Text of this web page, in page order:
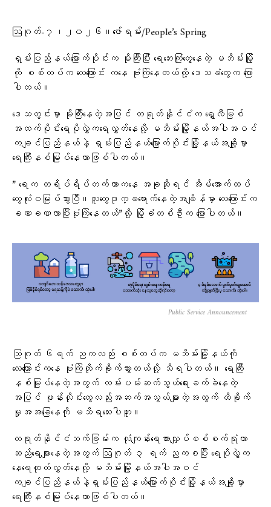
ဩဂုတ်-၇၊၂၀၂၆။ဇော်ရမ်း/People’s Spring
ရှမ်းပြည်နယ်မြောက်ပိုင်းက မိုးကြီးပြီး ရေဘေးကြုံတွေ့နေတဲ့ မဘိမ်းမြို့
ကို စစ်တပ်က လေကြောင်း ကနေ ဗုံးကြဲနေတယ်လို့ ဒေသခံတွေက ပြော
ပါတယ်။
ဒေသတွင်းမှာ မိုးကြီးနေတဲ့အပြင် တရုတ်နိုင်ငံက ရွှေလီမြစ်
အထက်ပိုင်းရေပိုလွှဲက​ရေလွှတ်နေလို့ မဘိမ်းမြို့နယ်အပါအဝင်
ကချင်ပြည်နယ်နဲ့ ရှမ်းပြည်နယ်မြောက်ပိုင်းမြို့နယ်အချို့မှာ
ရေကြီးနစ်မြုပ်နေတာဖြစ်ပါတယ်။
” ရေက တရိပ်ရိပ်တက်တာကနေ အခုဆိုရင် အိမ်အောက်ထပ်
တွေလုံးဝမြုပ်သွားပြီ။လူတွေဒုက္ခရောက်နေတဲ့အချိန်မှာ လေကြောင်းက
ခဏခဏလာပြီးဗုံးကြဲနေတယ်”လို့ မြို့ခံတစ်ဦးက ပြောပါတယ်။
Public Service Announcement
သြဂုတ် ၆ရက် ညကလည်း စစ်တပ်က မဘိမ်းမြို့နယ်ကို
လေကြောင်းကနေ ဗုံးကြဲတိုက်ခိုက်သွားတယ်လို့ သိရပါတယ်။ ရေကြီး
နစ်မြုပ်နေတဲ့အတွက် လမ်းပမ်းဆက်သွယ်ရေးခက်ခဲနေတဲ့
အပြင် ဖုန်းလိုင်းတွေလည်းအဆက်အသွယ်များတဲ့အတွက် ထိခိုက်
မှုအအခြေနေကို မသိရသေးပါဘူး။
တရုတ်နိုင်ငံဘက်ခြမ်းက လုံကျန်းရေအားလျှပ်စစ်စက်ရုံဟာ
ဆည်ရေများနေတဲ့အတွက် ဩဂုတ် ၃ ရက် ညကစပြီး ရေပိုလွှဲက‌
နေရေထုတ်လွှတ်နေလို့ မဘိမ်းမြို့နယ်အပါအဝင်
ကချင်ပြည်နယ်နဲ့ရှမ်းပြည်နယ်မြောက်ပိုင်းမြို့နယ်အချို့မှာ
ရေကြီးနစ်မြုပ်နေတာဖြစ်ပါတယ်။